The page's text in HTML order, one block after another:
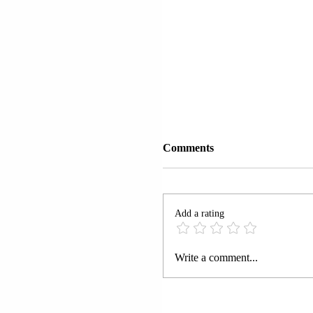
DREJTORIA E
Comments
Add a rating
Write a comment...